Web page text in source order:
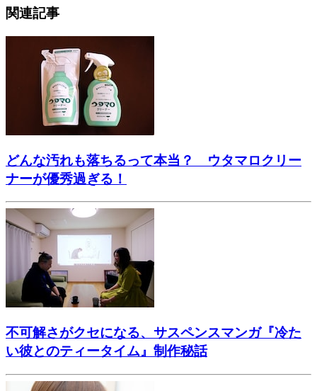
関連記事
どんな汚れも落ちるって本当？ ウタマロクリー
ナーが優秀過ぎる！
不可解さがクセになる、サスペンスマンガ『冷た
い彼とのティータイム』制作秘話